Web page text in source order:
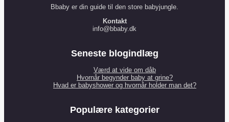
Bbaby er din guide til den store babyjungle.
Kontakt
info@bbaby.dk
Seneste blogindlæg
Værd at vide om dåb
Hvornår begynder baby at grine?
Hvad er babyshower og hvornår holder man det?
Populære kategorier